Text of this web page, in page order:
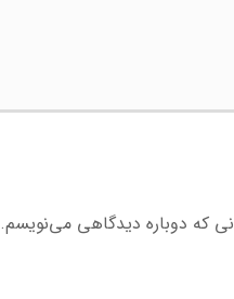
که دوباره دیدگاهی می‌نویسم.